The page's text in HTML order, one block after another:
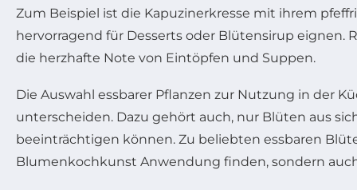
Zum Beispiel ist die Kapuzinerkresse mit ihrem
hervorragend für Desserts oder Blütensirup
die herzhafte Note von Eintöpfen und Suppen.
Die Auswahl essbarer Pflanzen zur Nutzung in der
unterscheiden. Dazu gehört auch, nur Blüten aus
beeinträchtigen können. Zu beliebten essbaren
Blumenkochkunst Anwendung finden, sondern